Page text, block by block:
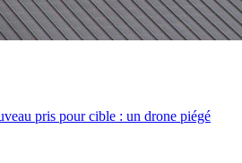
pris pour cible : un drone piégé